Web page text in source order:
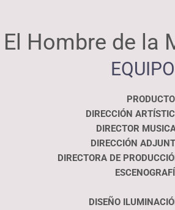
El Hombre de la
DIRECCIÓN
DIRECTOR
DIRECCIÓN
DIRECTORA DE
DISEÑO